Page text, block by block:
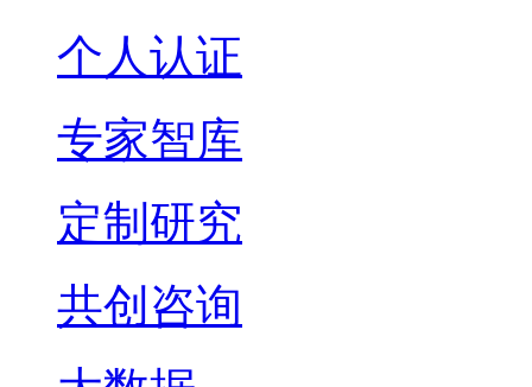
个人认证
专家智库
定制研究
共创咨询